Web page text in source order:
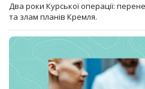
Два роки Курської операції:
та злам планів Кремля.